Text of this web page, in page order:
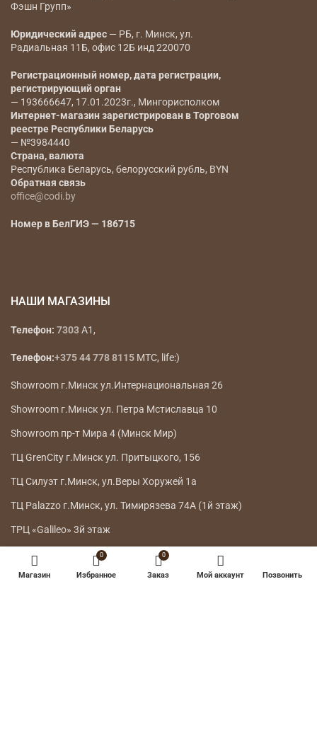
Фэшн Групп»
Юридический адрес — РБ, г. Минск, ул.
Радиальная 11Б, офис 12Б инд 220070
Регистрационный номер, дата регистрации,
регистрирующий орган
— 193666647, 17.01.2023г., Мингорисполком
Интернет-магазин зарегистрирован в Торговом
реестре Республики Беларусь
— №3984440
Страна, валюта
Республика Беларусь, белорусский рубль, BYN
Обратная связь
office@codi.by
Номер в БелГИЭ — 186715
НАШИ МАГАЗИНЫ
Телефон: 7303A1,
Телефон:+375 44 778 8115 МТС, life:)
Showroom г.Минск ул.Интернациональная 26
Showroom г.Минск ул. Петра Мстиславца 10
Showroom пр-т Мира 4 (Минск Мир)
ТЦ GrenCity г.Минск ул. Притыцкого, 156
ТЦ Силуэт г.Минск, ул.Веры Хоружей 1а
ТЦ Palazzo г.Минск, ул. Тимирязева 74А (1й этаж)
ТРЦ «Galileo» 3й этаж
ГЛАВНОЕ МЕНЮ
Магазин
0
Избранное
0
Заказ Мой аккаунт Позвонить